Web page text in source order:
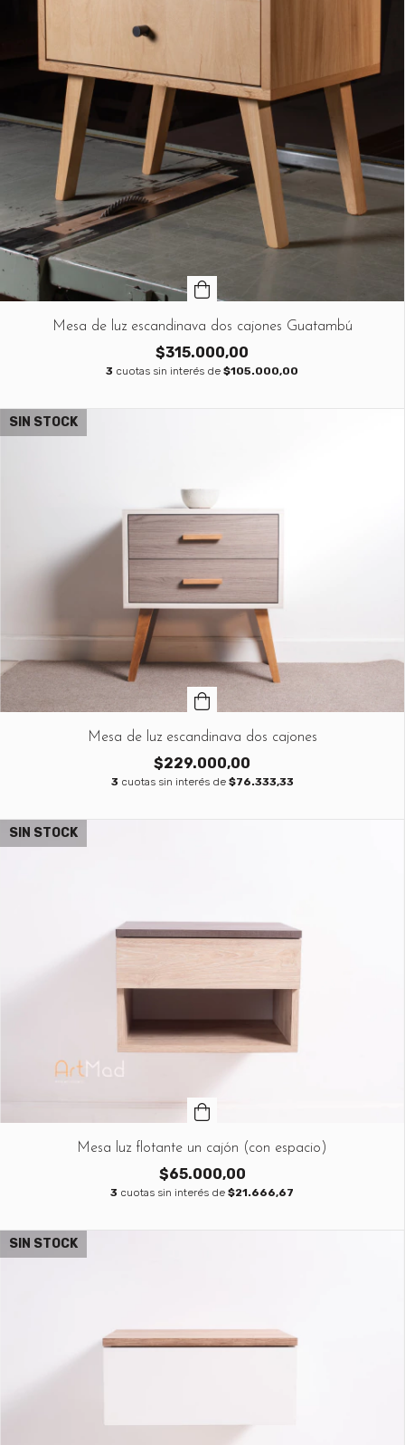
Mesa de luz escandinava dos cajones Guatambú
$315.000,00
3 cuotas sin interés de $105.000,00
SIN STOCK
Mesa de luz escandinava dos cajones
$229.000,00
3 cuotas sin interés de $76.333,33
SIN STOCK
Mesa luz flotante un cajón (con espacio)
$65.000,00
3 cuotas sin interés de $21.666,67
SIN STOCK